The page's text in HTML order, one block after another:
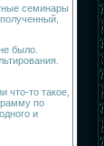
семинары
было.
что-то такое,
по
и